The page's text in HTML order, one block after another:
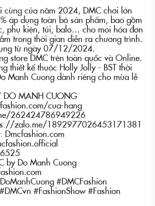
cùng của năm 2024, DMC chơi lớn
áp dụng toàn bộ sản phẩm, bao gồm
phụ kiện, túi, balo… cho mọi hóa đơn
trong thời gian diễn ra chương trình.
từ ngày 07/12/2024.
store DMC trên toàn quốc và Online.
thiết kế thuộc Holly Jolly - BST thời
Manh Cuong dành riêng cho mùa lễ
MANH CUONG
cua-hang
262424786949226
zalo.me/1892977026453171381
Dmcfashion.com
by Do Manh Cuong
#DMCFashion
#FashionShow #Fashion